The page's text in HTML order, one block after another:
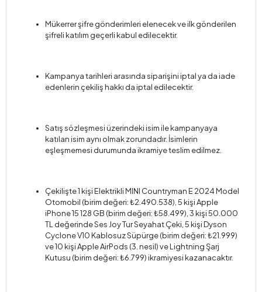
Mükerrer şifre gönderimleri elenecek ve ilk gönderilen
şifreli katılım geçerli kabul edilecektir.
Kampanya tarihleri arasında siparişini iptal ya da iade
edenlerin çekiliş hakkı da iptal edilecektir.
Satış sözleşmesi üzerindeki isim ile kampanyaya
katılan isim aynı olmak zorundadır. İsimlerin
eşleşmemesi durumunda ikramiye teslim edilmez.
Çekilişte 1 kişi Elektrikli MINI Countryman E 2024 Model
Otomobil (birim değeri: ₺2.490.538), 5 kişi Apple
iPhone 15 128 GB (birim değeri: ₺58.499), 3 kişi 50.000
TL değerinde Ses Joy Tur Seyahat Çeki, 5 kişi Dyson
Cyclone V10 Kablosuz Süpürge (birim değeri: ₺21.999)
ve 10 kişi Apple AirPods (3. nesil) ve Lightning Şarj
Kutusu (birim değeri: ₺6.799) ikramiyesi kazanacaktır.